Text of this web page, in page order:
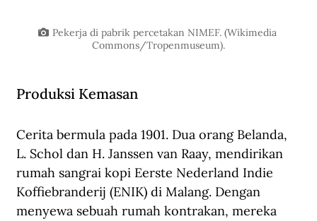
Pekerja di pabrik percetakan NIMEF. (Wikimedia
Commons/Tropenmuseum).
Produksi Kemasan
Cerita bermula pada 1901. Dua orang Belanda,
L. Schol dan H. Janssen van Raay, mendirikan
rumah sangrai kopi Eerste Nederland Indie
Koffiebranderij (ENIK) di Malang. Dengan
menyewa sebuah rumah kontrakan, mereka